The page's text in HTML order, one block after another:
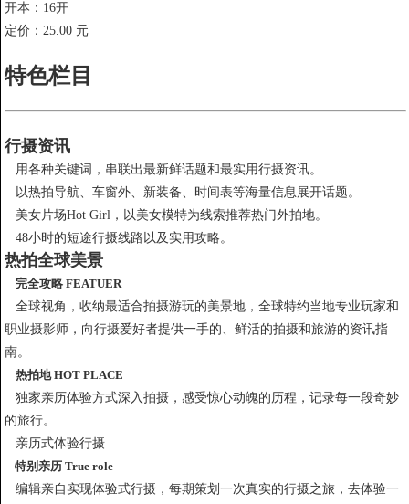
开本：16开
定价：25.00 元
特色栏目
行摄资讯
用各种关键词，串联出最新鲜话题和最实用行摄资讯。
以热拍导航、车窗外、新装备、时间表等海量信息展开话题。
美女片场Hot Girl，以美女模特为线索推荐热门外拍地。
48小时的短途行摄线路以及实用攻略。
热拍全球美景
完全攻略 FEATUER
全球视角，收纳最适合拍摄游玩的美景地，全球特约当地专业玩家和
职业摄影师，向行摄爱好者提供一手的、鲜活的拍摄和旅游的资讯指
南。
热拍地 HOT PLACE
独家亲历体验方式深入拍摄，感受惊心动魄的历程，记录每一段奇妙
的旅行。
亲历式体验行摄
特别亲历 True role
编辑亲自实现体验式行摄，每期策划一次真实的行摄之旅，去体验一